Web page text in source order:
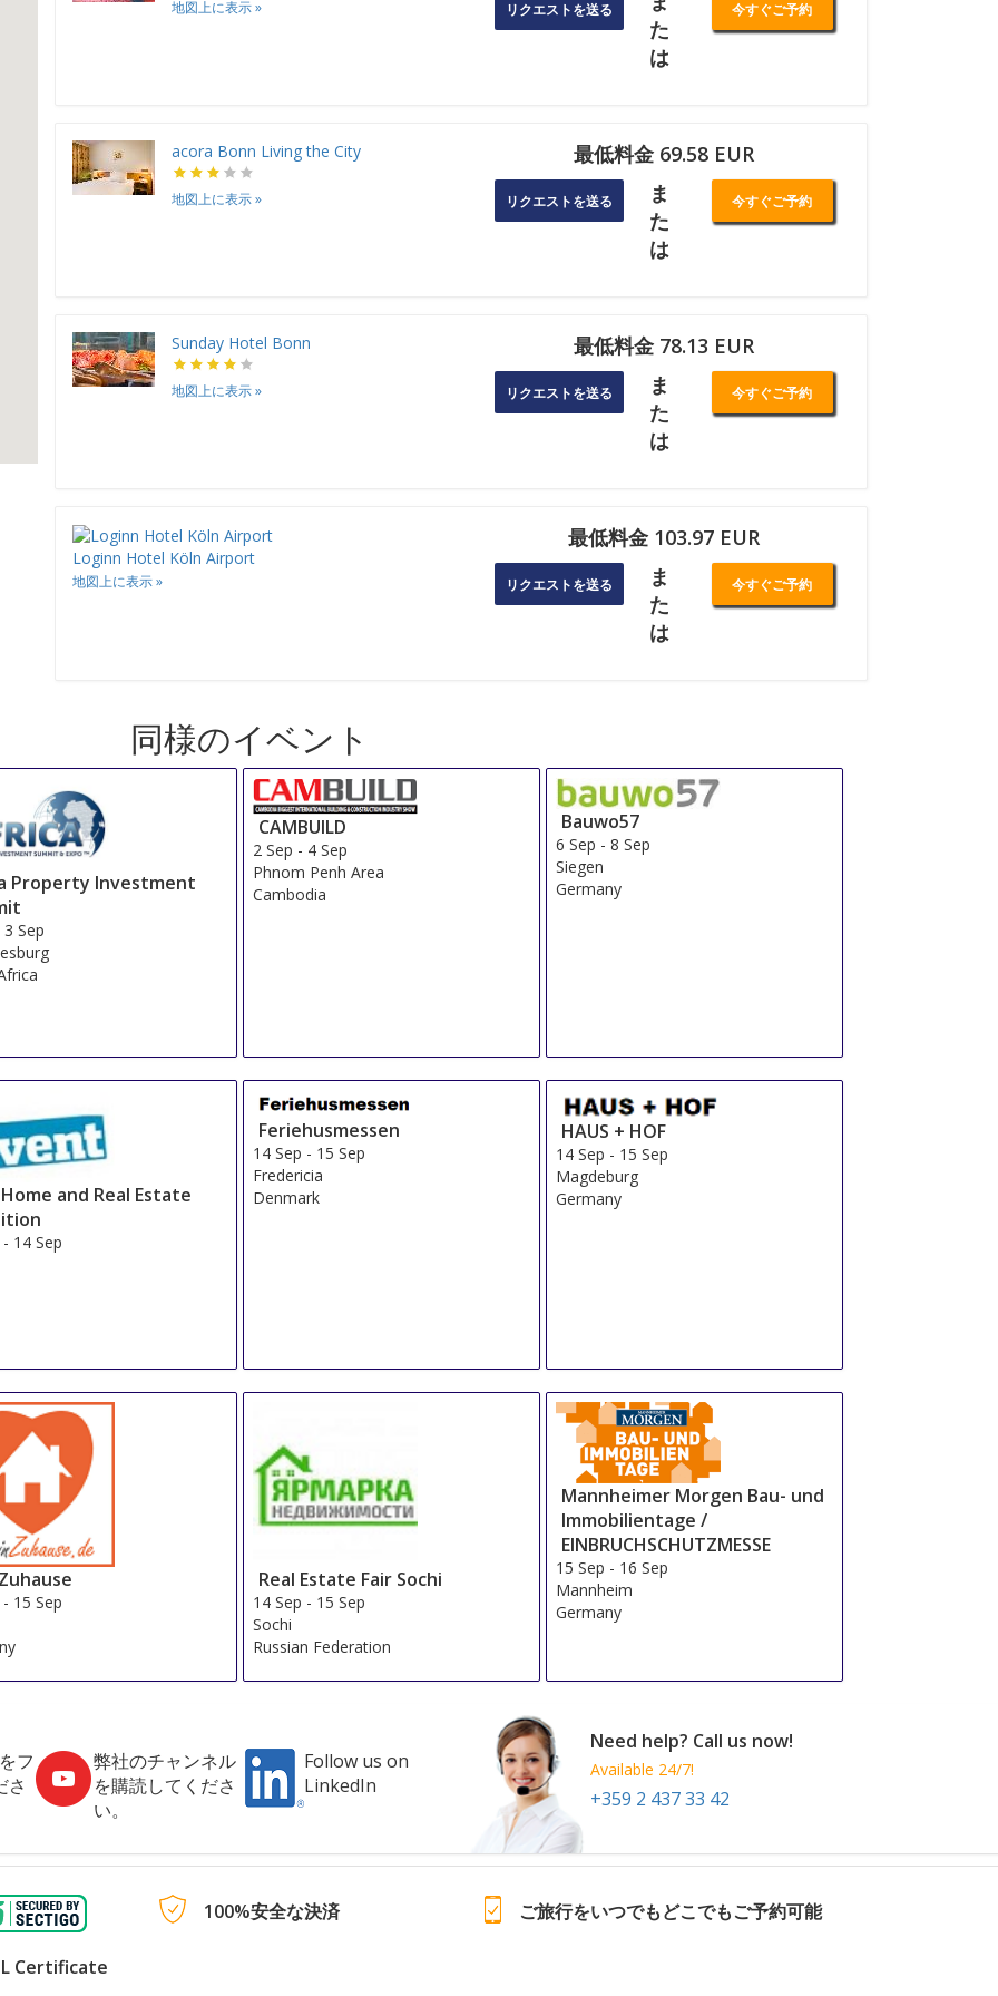
地図上に表示» リクエストを送る
た
は
今すぐご予約
acora Bonn Living the City
地図上に表示»
最低料金 69.58 EUR
リクエストを送る
ま
た
は
今すぐご予約
Sunday Hotel Bonn
地図上に表示»
最低料金 78.13 EUR
リクエストを送る
ま
た
は
今すぐご予約
Loginn Hotel Köln Airport
地図上に表示»
最低料金 103.97 EUR
リクエストを送る
ま
た
は
今すぐご予約
同様のイベント
Property Investment
3 Sep
CAMBUILD
2 Sep - 4 Sep
Phnom Penh Area
Cambodia
Bauwo57
6 Sep -8 Sep
Siegen
Germany
and Real Estate
- 14 Sep
Feriehusmessen
14 Sep - 15 Sep
Fredericia
Denmark
HAUS + HOF
14 Sep - 15 Sep
Magdeburg
Germany
- 15 Sep
Real Estate Fair Sochi
14 Sep - 15 Sep
Sochi
Russian Federation
Mannheimer Morgen Bau- und
Immobilientage /
EINBRUCHSCHUTZMESSE
15 Sep - 16 Sep
Mannheim
Germany
フ
さ
弊社のチャンネル
を購読してくださ
い。
Follow us on
LinkedIn
Need help? Call us now!
Available 24/7!
+359 2 437 33 42
Certificate
100%安全な決済 ご旅行をいつでもどこでもご予約可能